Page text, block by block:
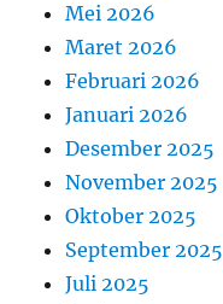
Mei 2026
Maret 2026
Februari 2026
Januari 2026
Desember 2025
November 2025
Oktober 2025
September 2025
Juli 2025